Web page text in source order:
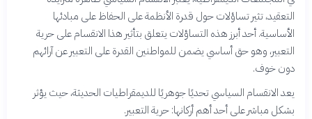
التعقيد، تثير تساؤلات حول قدرة الأنظمة على الحفاظ على مبادئها
الأساسية. أحد أبرز هذه التساؤلات يتعلق بتأثير هذا الانقسام على حرية
التعبير، وهو حق أساسي يضمن للمواطنين القدرة على التعبير عن آرائهم
دون خوف.
يعد الانقسام السياسي تحديًا جوهريًا للديمقراطيات الحديثة، حيث يؤثر
بشكل مباشر على أحد أهم أركانها: حرية التعبير.